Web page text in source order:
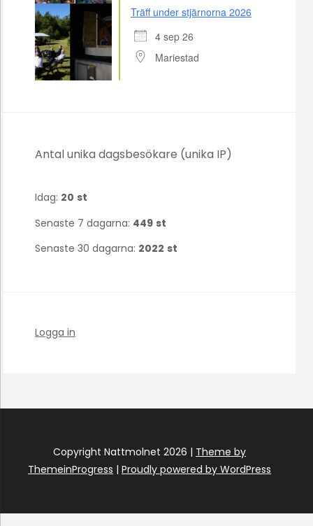
Träff under stjärnorna 2026
4 sep 26
Mariestad
Antal unika dagsbesökare (unika IP)
Idag: 20 st
Senaste 7 dagarna: 449 st
Senaste 30 dagarna: 2022 st
Logga in
Copyright Nattmolnet 2026 | Theme by
ThemeinProgress | Proudly powered by WordPress